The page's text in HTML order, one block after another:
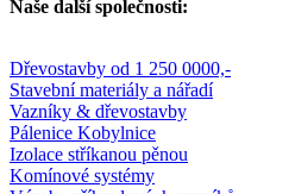
Naše další společnosti:
Dřevostavby od 1 250 0000,-
Stavební materiály a nářadí
Vazníky & dřevostavby
Pálenice Kobylnice
Izolace stříkanou pěnou
Komínové systémy